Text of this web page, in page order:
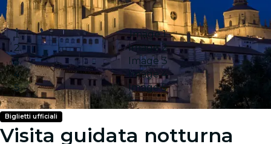
Image 1
Image 2
Image 3
Image 4
Image 5
Biglietti ufficiali
Visita guidata notturna